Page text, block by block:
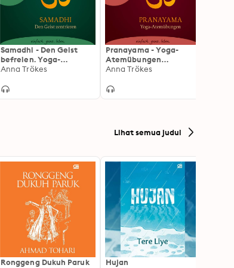
Samadhi - Den Geist
befreien. Yoga-
Meditationen (Gekürzte
Anna Trökes
Pranayama - Yoga-
Atemübungen
(Gekürzte Fassung)
Anna Trökes
Lihat semua judul
Ronggeng Dukuh Paruk
Hujan